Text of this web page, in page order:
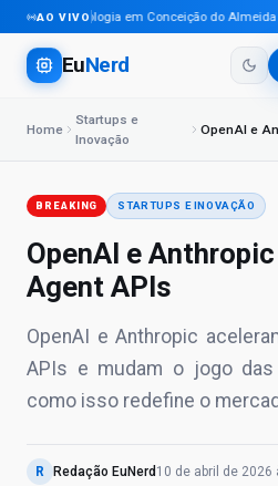
AO VIVO
Tecnologia em Conceição do Almeida
EuNerd
Home
Startups e
Inovação
BREAKING STARTUPS E INOVAÇÃO
OpenAI e
Agent APIs
OpenAI e Anthropic
APIs e mudam o jogo
como isso redefine o
R Redação EuNerd 10 de abril de 2026